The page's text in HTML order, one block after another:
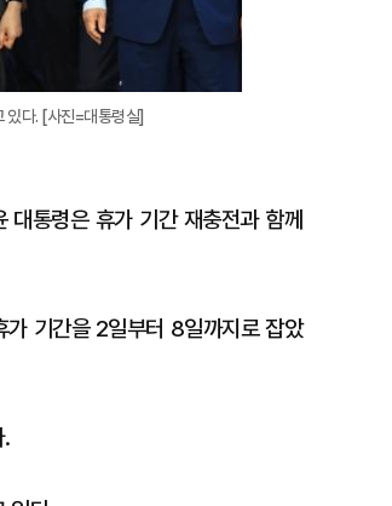
있다. [사진=대통령실]
통령은 휴가 기간 재충전과 함께
기간을 2일부터 8일까지로 잡았
.